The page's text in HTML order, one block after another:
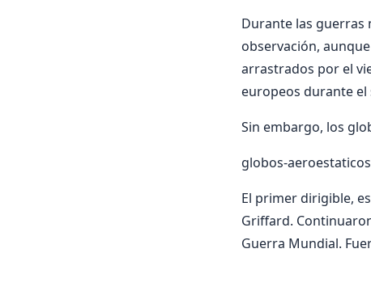
Durante las guerras
observación,
arrastrados por el
europeos durante el
Sin embargo, los
globos-aeroestaticos
El primer dirigible,
Griffard.
Guerra Mundial.